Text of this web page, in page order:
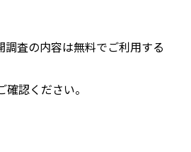
調査の内容は無料でご利用する
確認ください。